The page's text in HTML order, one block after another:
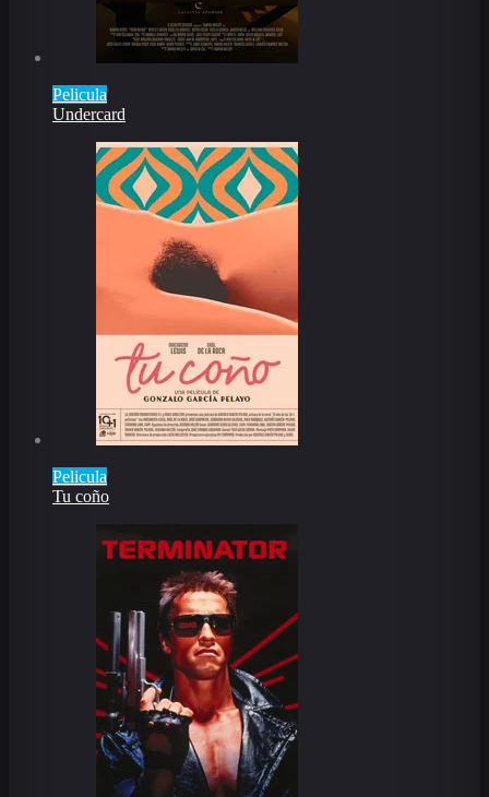
Pelicula
Undercard
Pelicula
Tu coño